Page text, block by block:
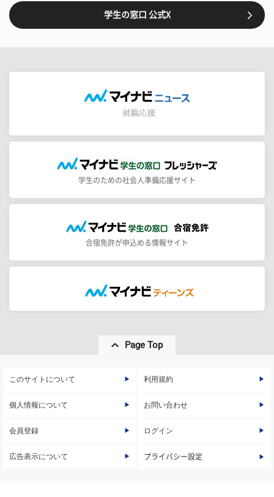
学生の窓口 公式X
学生のための社会人準備応援サイト
合宿免許が申込める情報サイト
Page Top
このサイトについて 利用規約
個人情報について お問い合わせ
会員登録 ログイン
広告表示について プライバシー設定